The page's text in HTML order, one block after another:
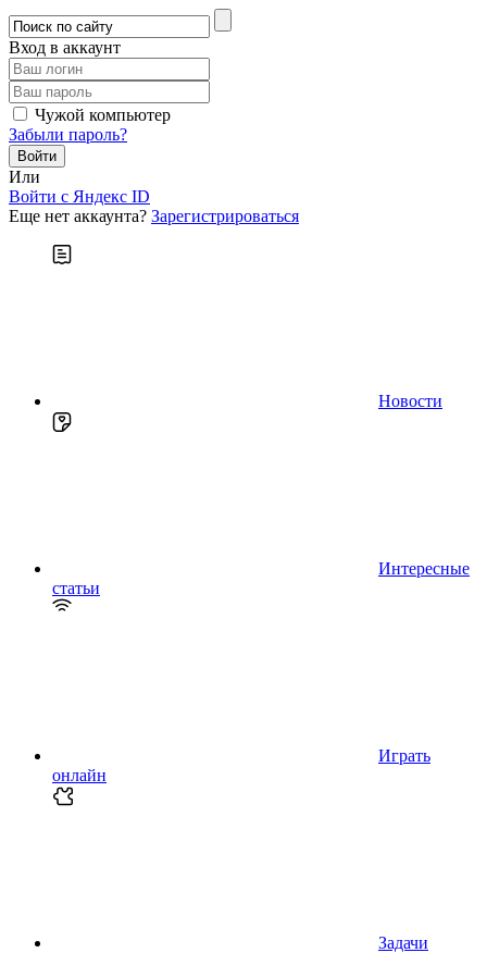
Вход в аккаунт
Чужой компьютер
Забыли пароль?
Или
Войти c Яндекс ID
Еще нет аккаунта? Зарегистрироваться
Новости
Интересные
статьи
Играть
онлайн
Задачи